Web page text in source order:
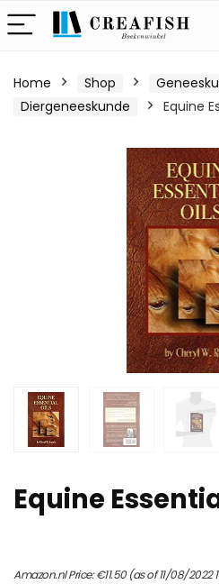
Home Shop
Diergeneeskunde
Equine
Equine
Amazon.nl Price:€11.50(as of 11/08/2022